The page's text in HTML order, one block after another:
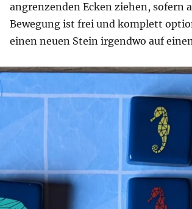
angrenzenden Ecken ziehen, sofern
Bewegung ist frei und komplett
einen neuen Stein irgendwo auf